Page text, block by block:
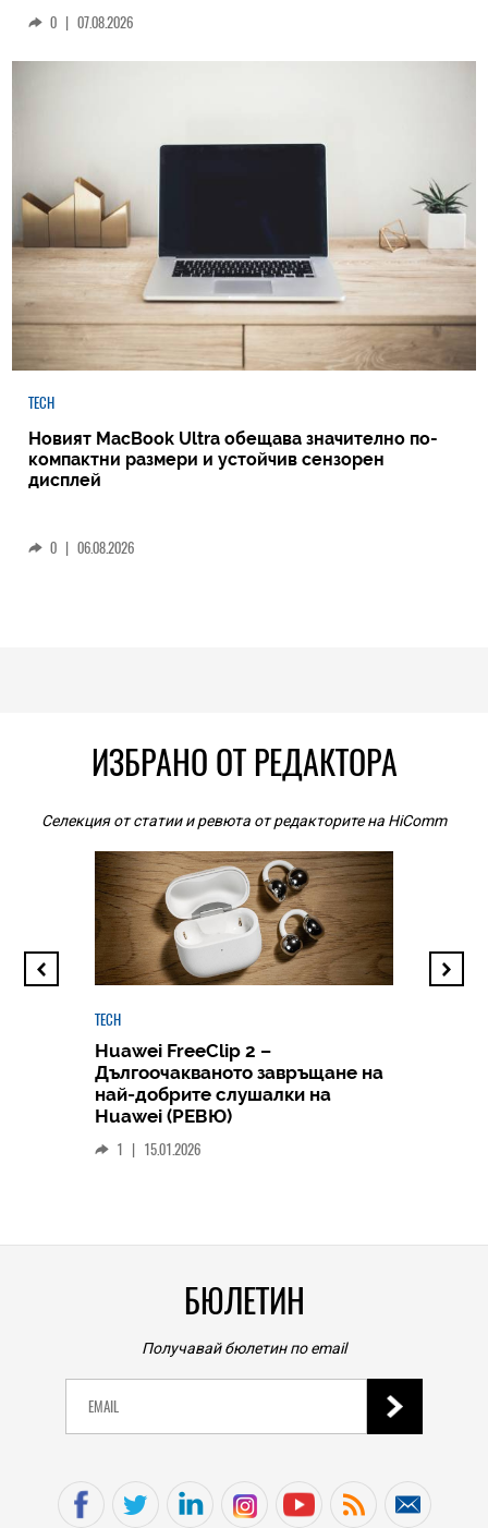
0 | 07.08.2026
TECH
Новият MacBook Ultra обещава значително по-
компактни размери и устойчив сензорен
дисплей
0 | 06.08.2026
ИЗБРАНО ОТ РЕДАКТОРА
Селекция от статии и ревюта от редакторите на HiComm
TECH
Huawei FreeClip 2 –
Дългоочакваното завръщане на
най-добрите слушалки на
Huawei (РЕВЮ)
1 | 15.01.2026
БЮЛЕТИН
Получавай бюлетин по email